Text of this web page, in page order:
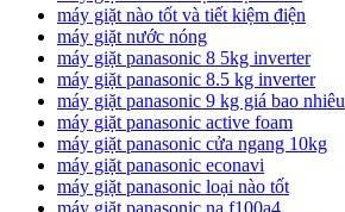
máy giặt nào tốt và tiết kiệm điện
máy giặt nước nóng
máy giặt panasonic 8 5kg inverter
máy giặt panasonic 8.5 kg inverter
máy giặt panasonic 9 kg giá bao nhiêu
máy giặt panasonic active foam
máy giặt panasonic cửa ngang 10kg
máy giặt panasonic econavi
máy giặt panasonic loại nào tốt
máy giặt panasonic na f100a4